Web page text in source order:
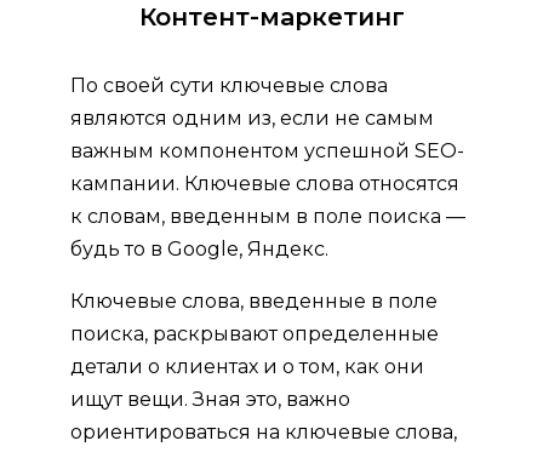
Контент-маркетинг
По своей сути ключевые слова
являются одним из, если не самым
важным компонентом успешной SEO-
кампании. Ключевые слова относятся
к словам, введенным в поле поиска —
будь то в Google, Яндекс.
Ключевые слова, введенные в поле
поиска, раскрывают определенные
детали о клиентах и ​​о том, как они
ищут вещи. Зная это, важно
ориентироваться на ключевые слова,